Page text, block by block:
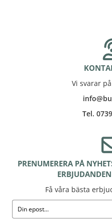
Vi svarar
Tel.
PRENUMERERA PÅ
Få våra bästa